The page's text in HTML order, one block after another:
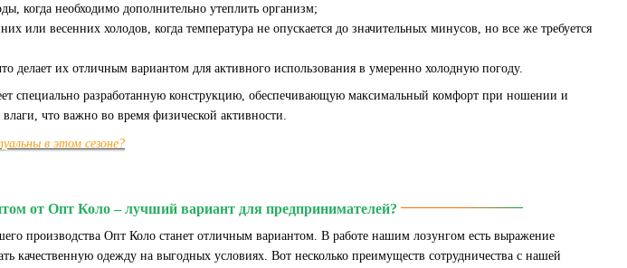
когда необходимо дополнительно утеплить организм;
или весенних холодов, когда температура не опускается до значительных минусов, но все же требуется
делает их отличным вариантом для активного использования в умеренно холодную погоду.
специально разработанную конструкцию, обеспечивающую максимальный комфорт при ношении и
что важно во время физической активности.
в этом сезоне?
от Опт Коло – лучший вариант для предпринимателей?
производства Опт Коло станет отличным вариантом. В работе нашим лозунгом есть выражение
качественную одежду на выгодных условиях. Вот несколько преимуществ сотрудничества с нашей